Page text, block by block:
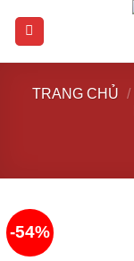
TRANG CHỦ /
-54%